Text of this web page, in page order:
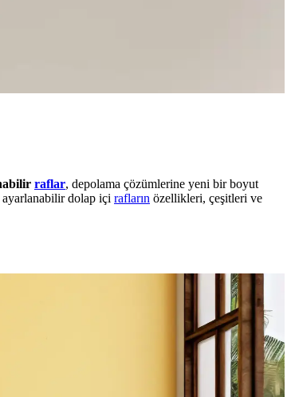
raflar, depolama çözümlerine yeni bir boyut
ayarlanabilir dolap içi rafların özellikleri, çeşitleri ve
önerileri ve dikkat edilmesi gerekenler ele alınmıştır.